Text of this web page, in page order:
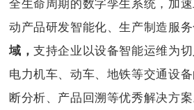
动产品研发智能化、生产制造服
域，支持企业以设备智能运维为
电力机车、动车、地铁等交通设
断分析、产品回溯等优秀解决方案